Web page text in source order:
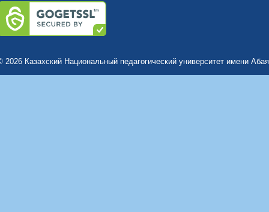
2026 Казахский Национальный педагогический университет имени Абая